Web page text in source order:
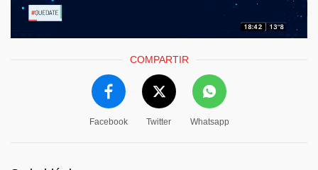
COMPARTIR
Facebook Twitter Whatsapp